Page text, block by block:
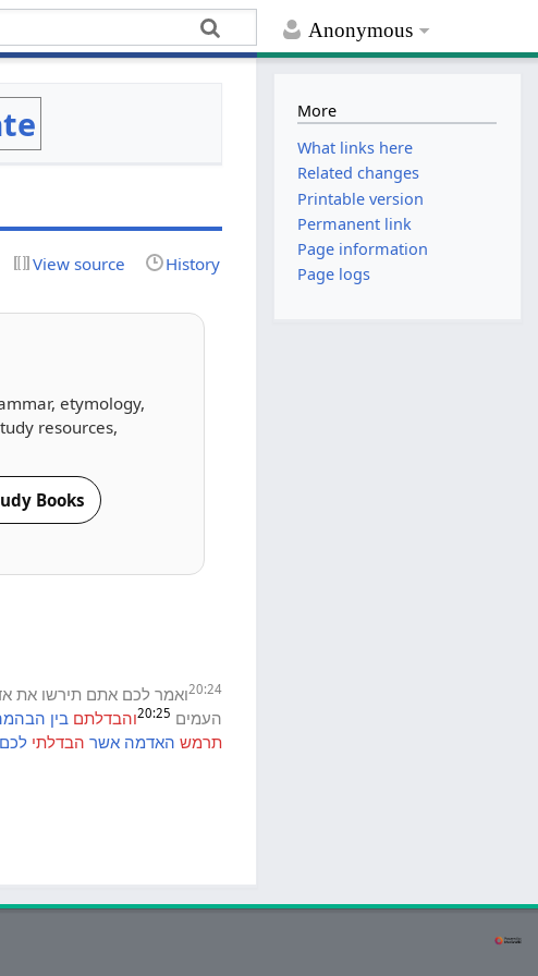
Anonymous
View source History
etymology,
resources,
Books
20:24ואמר לכם אתם תירשו את
העמים 20:25והבדלתם בין
תרמש האדמה אשר הבדלתי לכם
More
What links here
Related changes
Printable version
Permanent link
Page information
Page logs